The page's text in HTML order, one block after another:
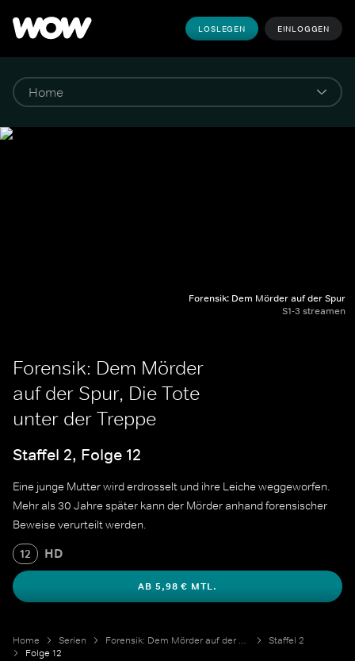
LOSLEGEN EINLOGGEN
Forensik: Dem Mörder auf der Spur
S1-3 streamen
Forensik: Dem Mörder
auf der Spur, Die Tote
unter der Treppe
Staffel 2, Folge 12
Eine junge Mutter wird erdrosselt und ihre Leiche weggeworfen.
Mehr als 30 Jahre später kann der Mörder anhand forensischer
Beweise verurteilt werden.
12 HD
AB 5,98 € MTL.
Home Serien Forensik: Dem Mörder auf der Spur
Staffel 2
Folge 12